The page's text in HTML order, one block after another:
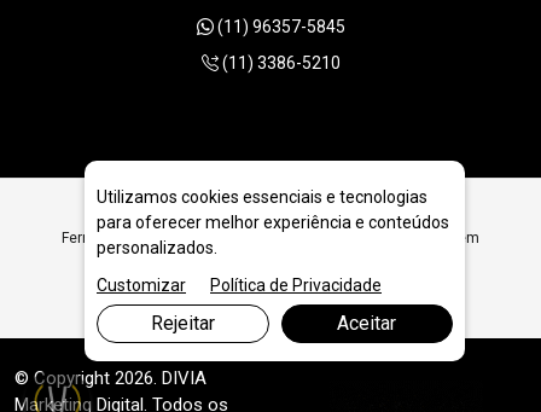
(11) 96357-5845
(11) 3386-5210
Ferramentas Diamantadas para Revendas e Distribuidoras em
© Copyright 2026. DIVIA
Marketing Digital. Todos os
Utilizamos cookies essenciais e tecnologias
para oferecer melhor experiência e conteúdos
personalizados.
Customizar
Política de Privacidade
Rejeitar Aceitar